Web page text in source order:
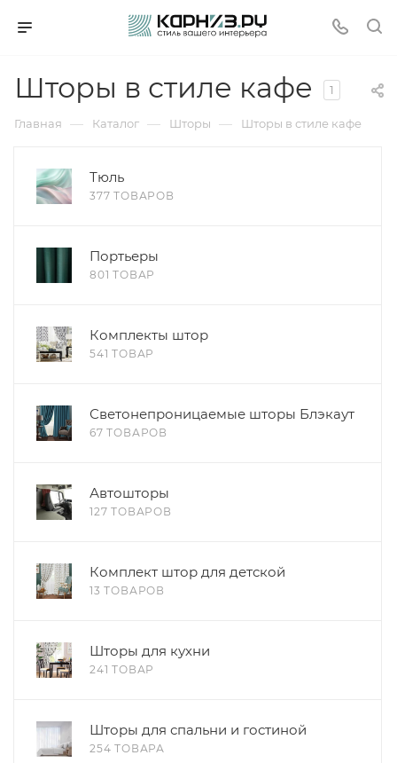
Шторы в стиле кафе 1
Главная — Каталог — Шторы — Шторы в стиле кафе
Тюль
377 ТОВАРОВ
Портьеры
801 ТОВАР
Комплекты штор
541 ТОВАР
Светонепроницаемые шторы Блэкаут
67 ТОВАРОВ
Автошторы
127 ТОВАРОВ
Комплект штор для детской
13 ТОВАРОВ
Шторы для кухни
241 ТОВАР
Шторы для спальни и гостиной
254 ТОВАРА